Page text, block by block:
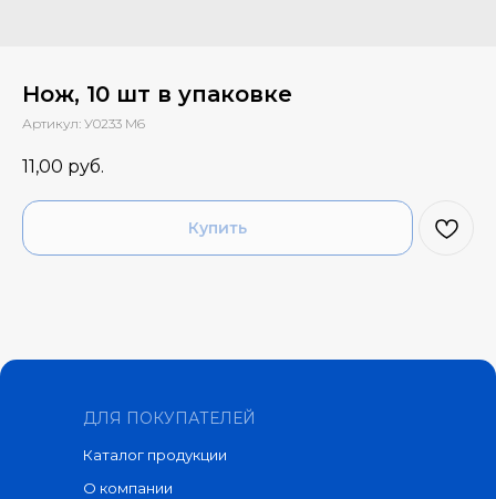
Нож, 10 шт в упаковке
Артикул: У0233 М6
11,00 руб.
Купить
ДЛЯ ПОКУПАТЕЛЕЙ
Каталог продукции
О компании